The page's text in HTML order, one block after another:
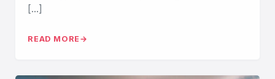
[…]
READ MORE